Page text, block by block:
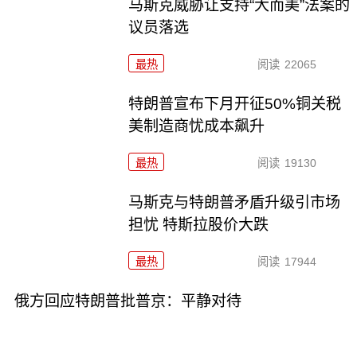
马斯克威胁让支持“大而美”法案的
议员落选
最热 阅读 22065
特朗普宣布下月开征50%铜关税
美制造商忧成本飙升
最热 阅读 19130
马斯克与特朗普矛盾升级引市场
担忧 特斯拉股价大跌
最热 阅读 17944
俄方回应特朗普批普京：平静对待